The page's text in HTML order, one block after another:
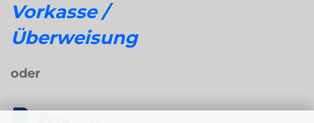
Vorkasse /
Überweisung
oder